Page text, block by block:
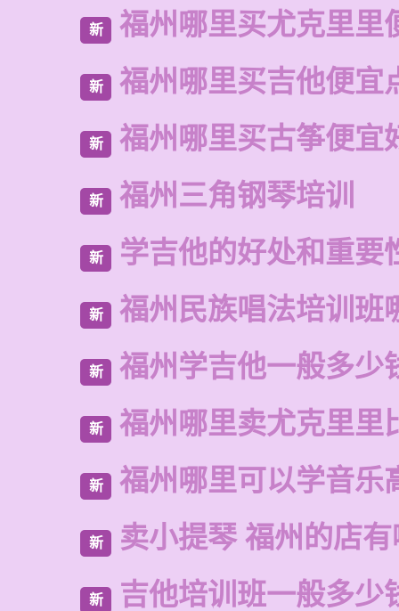
新 福州哪里买尤克里里
新 福州哪里买吉他便宜
新 福州哪里买古筝便宜
新 福州三角钢琴培训
新 学吉他的好处和重要
新 福州民族唱法培训班
新 福州学吉他一般多少
新 福州哪里卖尤克里里
新 福州哪里可以学音乐
新 卖小提琴 福州的店
新 吉他培训班一般多少